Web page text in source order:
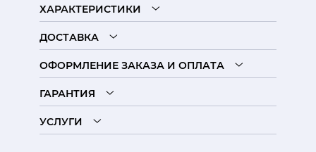
ХАРАКТЕРИСТИКИ
ДОСТАВКА
ОФОРМЛЕНИЕ ЗАКАЗА И ОПЛАТА
ГАРАНТИЯ
УСЛУГИ